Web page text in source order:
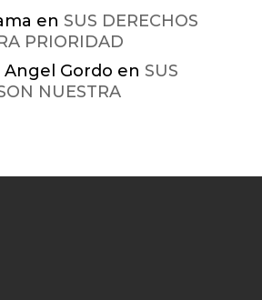
en SUS DERECHOS
PRIORIDAD
Gordo en SUS
NUESTRA